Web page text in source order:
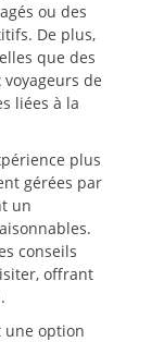
ou des
De plus,
que des
de
liées à la
plus
gérées par
un
conseils
offrant
une option